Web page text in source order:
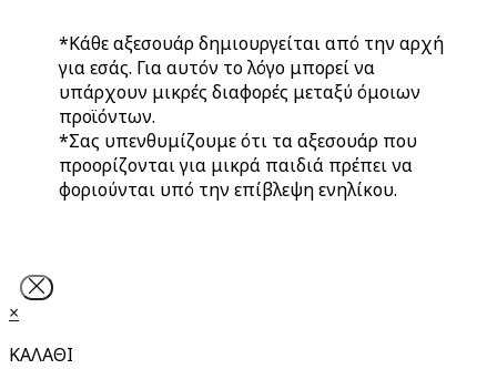
*Κάθε αξεσουάρ δημιουργείται από την αρχή
για εσάς. Για αυτόν το λόγο μπορεί να
υπάρχουν μικρές διαφορές μεταξύ όμοιων
προϊόντων.
*Σας υπενθυμίζουμε ότι τα αξεσουάρ που
προορίζονται για μικρά παιδιά πρέπει να
φοριούνται υπό την επίβλεψη ενηλίκου.
×
ΚΑΛΑΘΙ